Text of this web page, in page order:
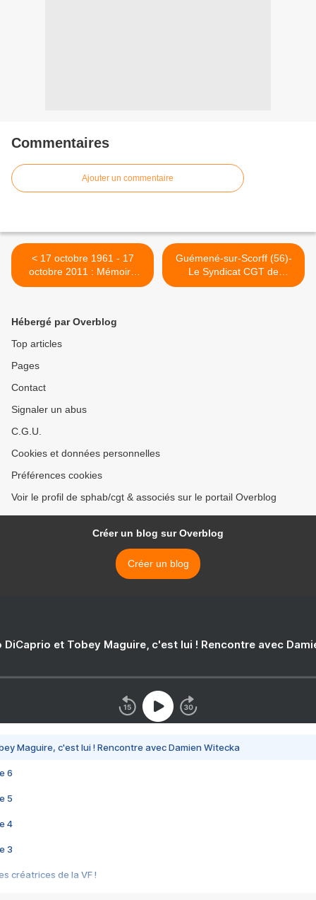
Commentaires
Ajouter un commentaire
< 17 octobre 1961 - 17
octobre 2011 : Mémoire
d’un crime d’état oublié
victimes & à F. Fanon
Guémené-sur-Scorff (56)-
Le Syndicat CGT de
l'Hôpital et de la MAS
Hébergé par Overblog
Top articles
Pages
Contact
Signaler un abus
C.G.U.
Cookies et données personnelles
Préférences cookies
Voir le profil de sphab/cgt & associés sur le portail Overblog
Créer un blog sur Overblog
Créer un blog
DiCaprio et Tobey Maguire, c'est lui ! Rencontre avec
Maguire, c'est lui ! Rencontre avec Damien Witecka
6
5
4
3
créatrices de la VF !